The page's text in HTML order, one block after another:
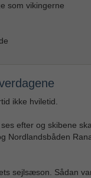
som vikingerne
ikke hviletid.
efter og skibene
Nordlandsbåden
sejlsæson. Sådan